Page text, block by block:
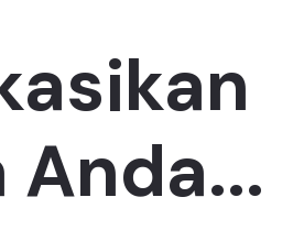
Anda...